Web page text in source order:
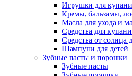
Игрушки для
Кремы, бальзамы,
Масла для ухода и
Средства для
Средства от солнца
Шампуни для детей
Зубные пасты и порошки
Зубные пасты